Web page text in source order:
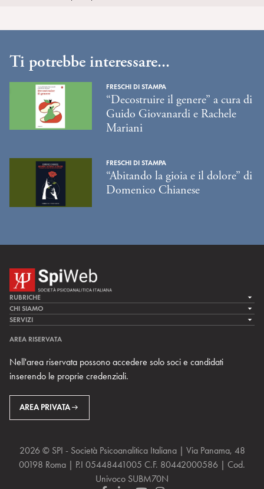
Ti potrebbe interessare...
FRESCHI DI STAMPA
“Decostruire il genere” a cura di
Guido Giovanardi e Rachele
Mariani
FRESCHI DI STAMPA
“Abitando la gioia e il dolore” di
Domenico Chianese
RUBRICHE
LA CURA
LA RICERCA
MULTIMEDIA
CHI SIAMO
LA SPI
TEAM DI SPIWEB
CONTATTI
RIVISTE
SERVIZI
ARCHIVIO STORICO
AREA RISERVATA
Nell'area riservata possono accedere solo soci e candidati
inserendo le proprie credenziali.
AREA PRIVATA
2026 © SPI - Società Psicoanalitica Italiana | Via Panama, 48
00198 Roma | P.I 05448441005 C.F. 80442000586 | Cod.
Univoco SUBM70N